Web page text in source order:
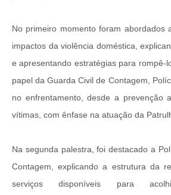
No primeiro momento foram abordados
impactos da violência doméstica,
e apresentando estratégias para rompê-
papel da Guarda Civil de Contagem,
no enfrentamento, desde a prevenção
vítimas, com ênfase na atuação da
Na segunda palestra, foi destacado a
Contagem, explicando a estrutura da
serviços disponíveis para